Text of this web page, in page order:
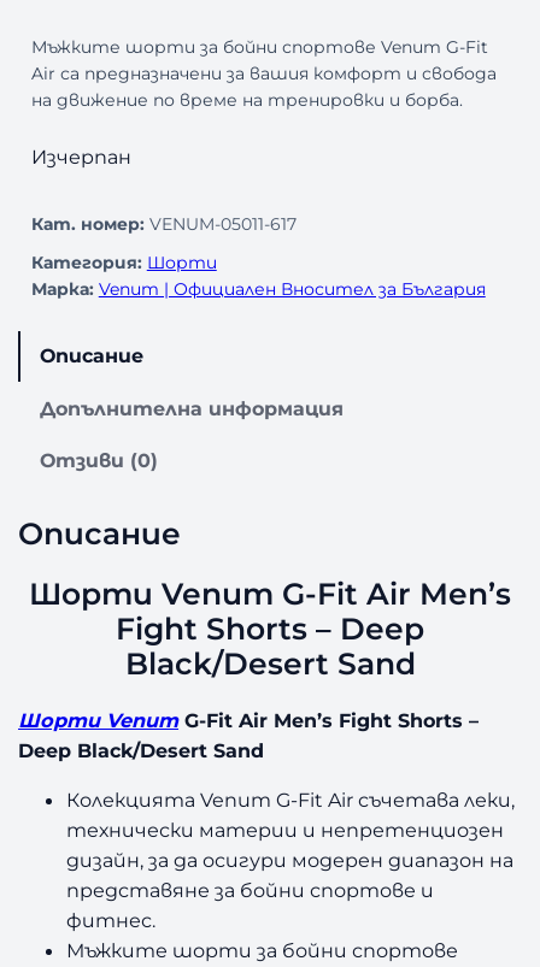
Мъжките шорти за бойни спортове Venum G-Fit
Air са предназначени за вашия комфорт и свобода
на движение по време на тренировки и борба.
Изчерпан
Кат. номер: VENUM-05011-617
Категория: Шорти
Марка: Venum | Официален Вносител за България
Описание
Допълнителна информация
Отзиви (0)
Описание
Шорти Venum G-Fit Air Men’s
Fight Shorts – Deep
Black/Desert Sand
Шорти VenumG-Fit Air Men’s Fight Shorts –
Deep Black/Desert Sand
Колекцията Venum G-Fit Air съчетава леки,
технически материи и непретенциозен
дизайн, за да осигури модерен диапазон на
представяне за бойни спортове и
фитнес.
Мъжките шорти за бойни спортове